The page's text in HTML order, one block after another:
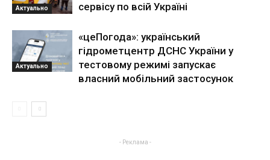
Актуально
сервісу по всій Україні
Актуально
«цеПогода»: український
гідрометцентр ДСНС України у
тестовому режимі запускає
власний мобільний застосунок
- Реклама -